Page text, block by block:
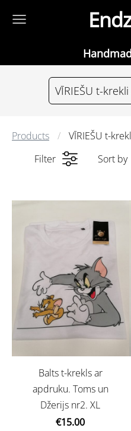
VĪRIEŠU t-
Products
VĪRIEŠU t-
Filter
Sort by
Balts t-krekls ar
apdruku. Toms un
Džerijs nr2. XL
€15.00